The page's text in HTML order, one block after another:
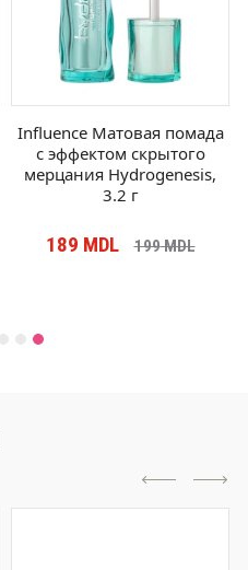
Influence Матовая помада
с эффектом скрытого
мерцания Hydrogenesis,
3.2 г
189 MDL 199MDL